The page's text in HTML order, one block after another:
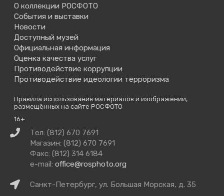
О коллекции РОСФОТО
События и выставки
Новости
Доступный музей
Официальная информация
Оценка качества услуг
Противодействие коррупции
Противодействие идеологии терроризма
Правила использования материалов и изображений,
размещённых на сайте РОСФОТО
16+
Связаться
нами
Тел: (812) 670 7691
Магазин: (812) 670 7691
Факс: (812) 314 6184
e-mail: office@rosphoto.org
КакСанкт-Петербург, ул. Большая Морская, д. 35